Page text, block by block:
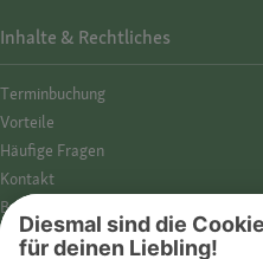
Inhalte & Rechtliches
Termin­buchung
Vorteile
Häufige Fragen
Kontakt
Barrierefreiheit
Impressum